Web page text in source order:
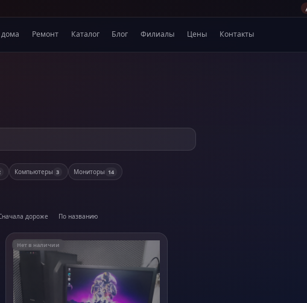
Ремонт Каталог Блог Филиалы Цены Контакты
Компьютеры 3 Мониторы 14
дороже По названию
Нет в наличии